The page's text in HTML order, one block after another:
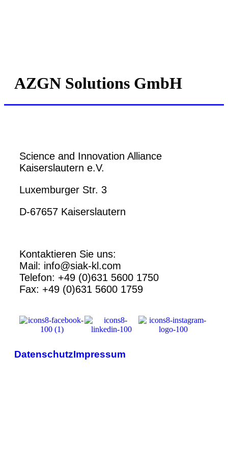
AZGN Solutions GmbH
Science and Innovation Alliance
Kaiserslautern e.V.
Luxemburger Str. 3
D-67657 Kaiserslautern
Kontaktieren Sie uns:
Mail: info@siak-kl.com
Telefon: +49 (0)631 5600 1750
Fax: +49 (0)631 5600 1759
DatenschutzImpressum